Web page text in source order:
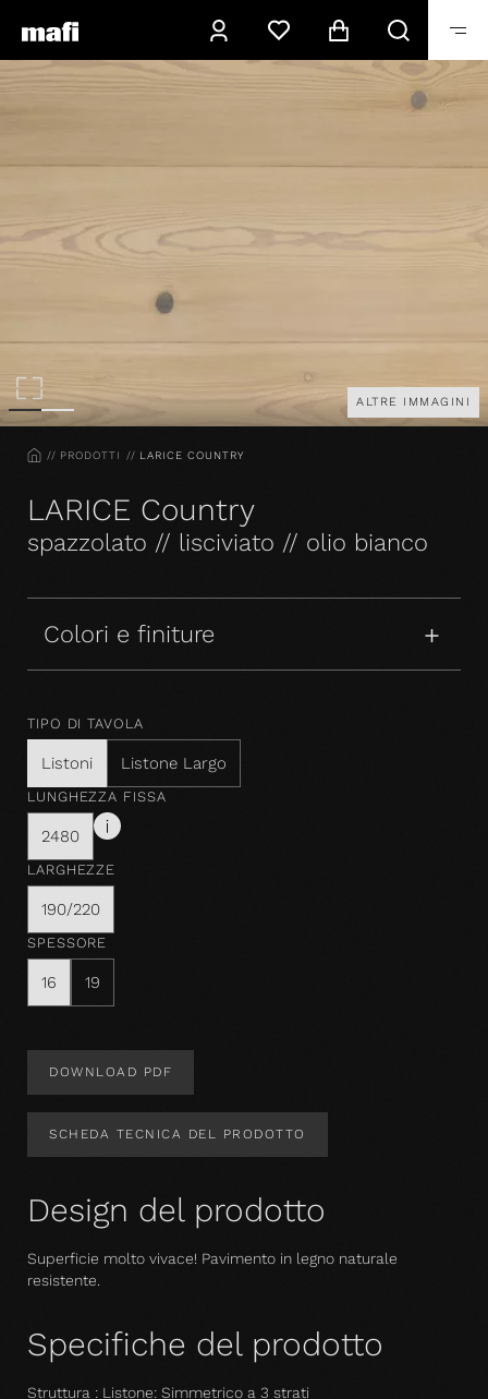
ALTRE IMMAGINI
HOMEPRODOTTI LARICE COUNTRY
LARICE Country
spazzolato // lisciviato // olio bianco
Colori e finiture
TIPO DI TAVOLA
Listoni Listone Largo
LUNGHEZZA FISSA
2480
LARGHEZZE
190/220
SPESSORE
16 19
DOWNLOAD PDF
SCHEDA TECNICA DEL PRODOTTO
Design del prodotto
Superficie molto vivace! Pavimento in legno naturale
resistente.
Specifiche del prodotto
Struttura : Listone: Simmetrico a 3 strati